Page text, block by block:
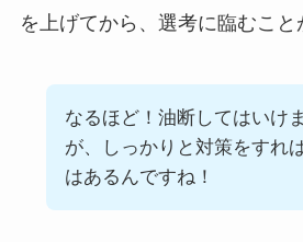
を上げてから、選考に臨むこと
なるほど！油断してはいけ
が、しっかりと対策をすれ
はあるんですね！